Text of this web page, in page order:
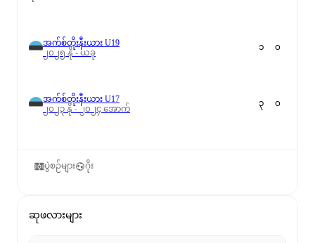
အက်စ်တိုးနီးယား U19
၂၀၂၅ နို - ယခု
၁ ၀
အက်စ်တိုးနီးယား U17
၂၀၂၃ နို - ၂၀၂၄ အောက်
၃ ၀
ပွဲစဉ်များ ဂိုး
ဆုဖလားများ